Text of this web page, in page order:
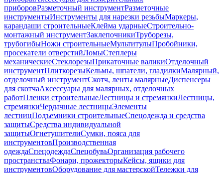
приборовРазметочный инструментРазметочные
инструментыИнструменты для нарезки резьбыМаркеры,
карандаши строительныеКлейма ударныеСтроительно-
монтажный инструментЗаклепочникиТруборезы,
трубогибыНожи строительныеМультитулыПробойники,
просекатели отверстийЛомыСтеплеры
механическиеСтеклорезыПрикаточные валикиОтделочный
инструментПлиткорезыКельмы, шпатели, гладилкиМалярный,
отделочный инструментСкотч, ленты малярныеДиспенсеры
для скотчаАксессуары для малярных, отделочных
работПленки строительныеЛестницы и стремянкиЛестницы,
стремянкиЧердачные лестницыЭлементы
лестницПодъемники строительныеСпецодежда и средства
защитыСредства индивидуальной
защитыОгнетушителиСумки, пояса для
инструментовПроизводственная
одеждаСпецодеждаСпецобувьОрганизация рабочего
пространстваФонари, прожекторыКейсы, ящики для
инструментовОборудование для мастерскойТележки для